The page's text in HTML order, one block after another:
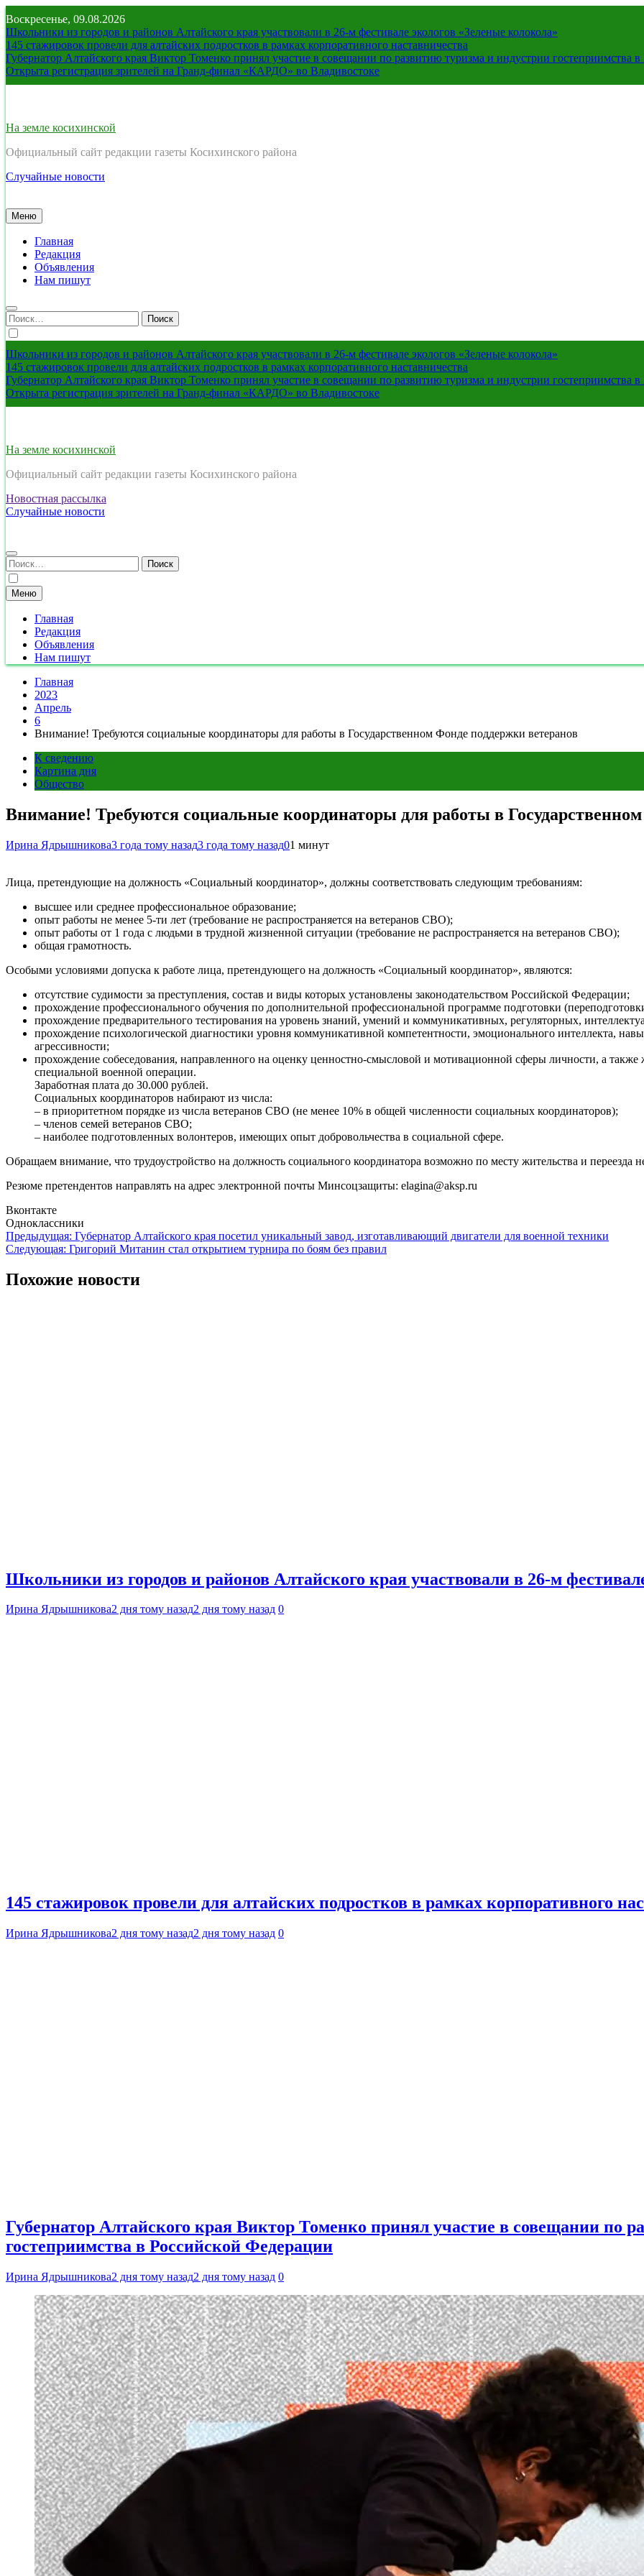
Перейти
к
содержимому
Воскресенье, 09.08.2026
Школьники из городов и районов Алтайского края участвовали в 26-м фестивале экологов «Зеленые колокола»
145 стажировок провели для алтайских подростков в рамках корпоративного наставничества
Губернатор Алтайского края Виктор Томенко принял участие в совещании по развитию туризма и индустрии гостеприимства
Открыта регистрация зрителей на Гранд-финал «КАРДО» во Владивостоке
На земле косихинской
Официальный сайт редакции газеты Косихинского района
Случайные новости
Меню
Главная
Редакция
Объявления
Нам пишут
Найти:
Школьники из городов и районов Алтайского края участвовали в 26-м фестивале экологов «Зеленые колокола»
145 стажировок провели для алтайских подростков в рамках корпоративного наставничества
Губернатор Алтайского края Виктор Томенко принял участие в совещании по развитию туризма и индустрии гостеприимства
Открыта регистрация зрителей на Гранд-финал «КАРДО» во Владивостоке
На земле косихинской
Официальный сайт редакции газеты Косихинского района
Новостная рассылка
Случайные новости
Найти:
Меню
Главная
Редакция
Объявления
Нам пишут
Главная
2023
Апрель
6
Внимание! Требуются социальные координаторы для работы в Государственном Фонде поддержки ветеранов
К сведению
Картина дня
Общество
Внимание! Требуются социальные координаторы для работы в
Ирина Ядрышникова3 года тому назад3 года тому назад01 минут
Лица, претендующие на должность «Социальный координатор», должны соответствовать следующим требованиям:
высшее или среднее профессиональное образование;
опыт работы не менее 5-ти лет (требование не распространяется на ветеранов СВО);
опыт работы от 1 года с людьми в трудной жизненной ситуации (требование не распространяется на ветеранов СВО);
общая грамотность.
Особыми условиями допуска к работе лица, претендующего на должность «Социальный координатор», являются:
отсутствие судимости за преступления, состав и виды которых установлены законодательством Российской Федерации;
прохождение профессионального обучения по дополнительной профессиональной программе подготовки
прохождение предварительного тестирования на уровень знаний, умений и коммуникативных, регуляторных,
прохождение психологической диагностики уровня коммуникативной компетентности, эмоционального интеллекта,
агрессивности;
прохождение собеседования, направленного на оценку ценностно-смысловой и мотивационной сферы личности, а
специальной военной операции.
Заработная плата до 30.000 рублей.
Социальных координаторов набирают из числа:
– в приоритетном порядке из числа ветеранов СВО (не менее 10% в общей численности социальных координаторов);
– членов семей ветеранов СВО;
– наиболее подготовленных волонтеров, имеющих опыт добровольчества в социальной сфере.
Обращаем внимание, что трудоустройство на должность социального координатора возможно по месту жительства и переезда
Резюме претендентов направлять на адрес электронной почты Минсоцзащиты: elagina@aksp.ru
Вконтакте
Одноклассники
Навигация
по
записям
Предыдущая: Губернатор Алтайского края посетил уникальный завод, изготавливающий двигатели для военной техники
Следующая: Григорий Митанин стал открытием турнира по боям без правил
Похожие новости
Школьники из городов и районов Алтайского края участвовали в 26-м
Ирина Ядрышникова2 дня тому назад2 дня тому назад 0
145 стажировок провели для алтайских подростков в рамках корпоративного
Ирина Ядрышникова2 дня тому назад2 дня тому назад 0
Губернатор Алтайского края Виктор Томенко принял участие в совещании по
гостеприимства в Российской Федерации
Ирина Ядрышникова2 дня тому назад2 дня тому назад 0